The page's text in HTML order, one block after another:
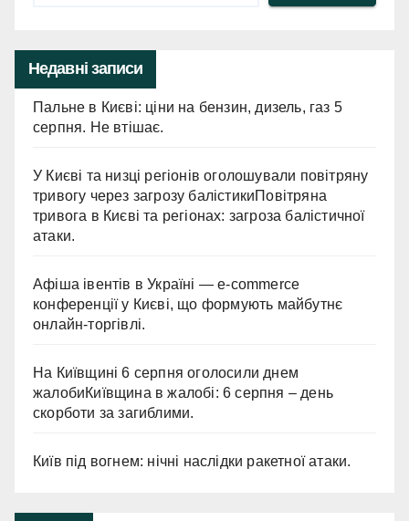
Недавні записи
Пальне в Києві: ціни на бензин, дизель, газ 5
серпня. Не втішає.
У Києві та низці регіонів оголошували повітряну
тривогу через загрозу балістикиПовітряна
тривога в Києві та регіонах: загроза балістичної
атаки.
Афіша івентів в Україні — e-commerce
конференції у Києві, що формують майбутнє
онлайн-торгівлі.
На Київщині 6 серпня оголосили днем
жалобиКиївщина в жалобі: 6 серпня – день
скорботи за загиблими.
Київ під вогнем: нічні наслідки ракетної атаки.